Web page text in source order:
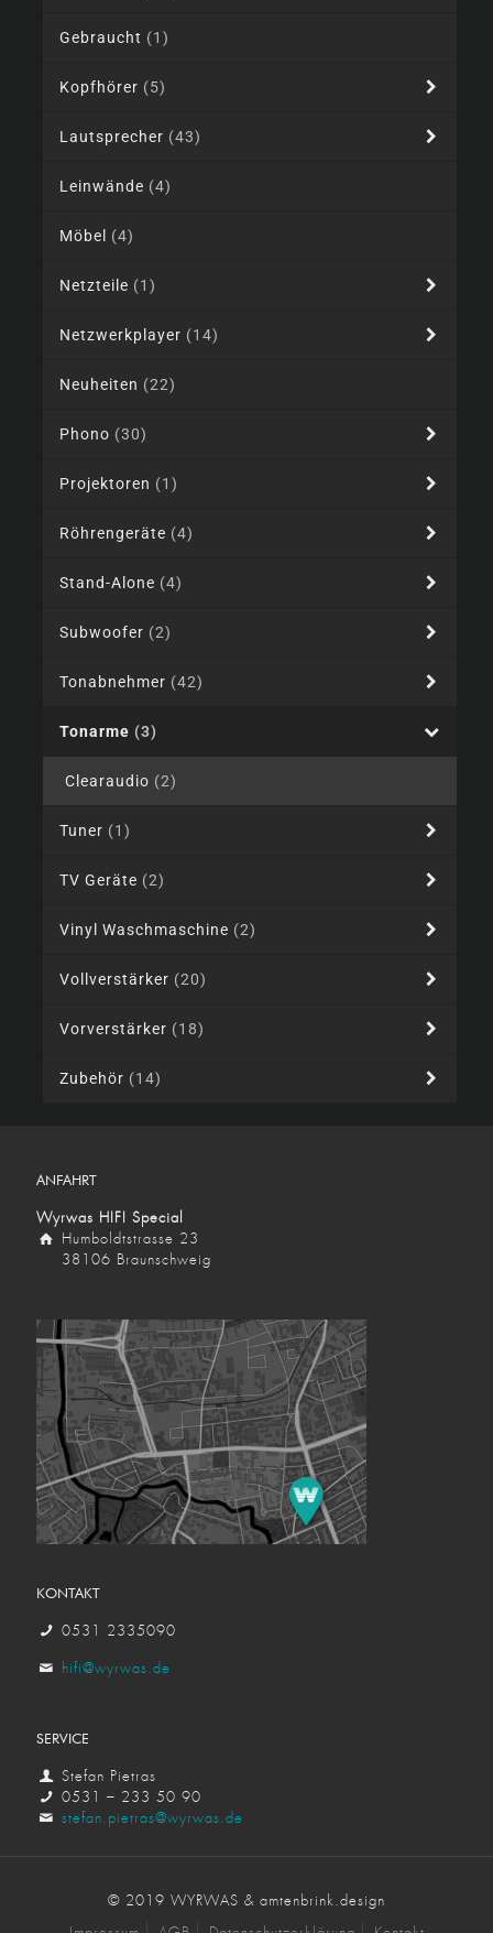
Gebraucht (1)
Kopfhörer (5)
Lautsprecher (43)
Leinwände (4)
Möbel (4)
Netzteile (1)
Netzwerkplayer (14)
Neuheiten (22)
Phono (30)
Projektoren (1)
Röhrengeräte (4)
Stand-Alone (4)
Subwoofer (2)
Tonabnehmer (42)
Tonarme (3)
Clearaudio (2)
Tuner (1)
TV Geräte (2)
Vinyl Waschmaschine (2)
Vollverstärker (20)
Vorverstärker (18)
Zubehör (14)
ANFAHRT
Wyrwas HIFI Special
Humboldtstrasse 23
38106 Braunschweig
KONTAKT
0531 2335090
hifi@wyrwas.de
SERVICE
Stefan Pietras
0531 – 233 50 90
stefan.pietras@wyrwas.de
© 2019 WYRWAS & amtenbrink.design